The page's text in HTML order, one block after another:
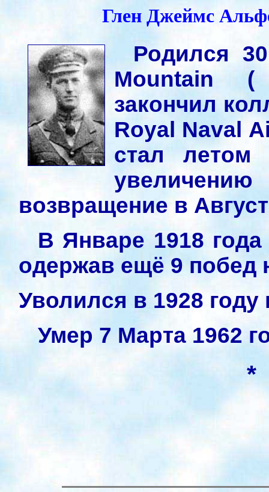
Глен Джеймс
Родился
Mountain (
закончил
Royal Naval
стал летом
возвращение в
В Январе 1918
одержав ещё 9 побед
Уволился в 1928 году
Умер 7 Марта 1962